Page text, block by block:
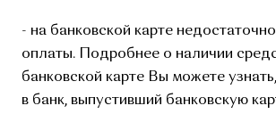
- на банковской карте
оплаты. Подробнее о наличии
банковской карте Вы можете
в банк, выпустивший банковскую